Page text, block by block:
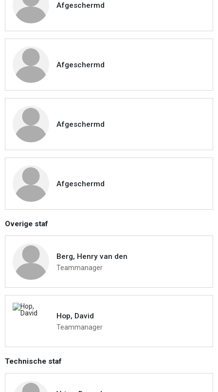
Afgeschermd
Afgeschermd
Afgeschermd
Afgeschermd
Overige staf
Berg, Henry van den
Teammanager
Hop, David
Teammanager
Technische staf